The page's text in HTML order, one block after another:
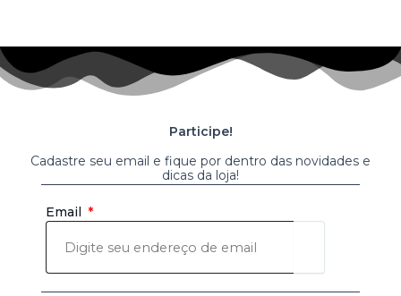
Participe!
Cadastre seu email e fique por dentro das novidades e
dicas da loja!
Email